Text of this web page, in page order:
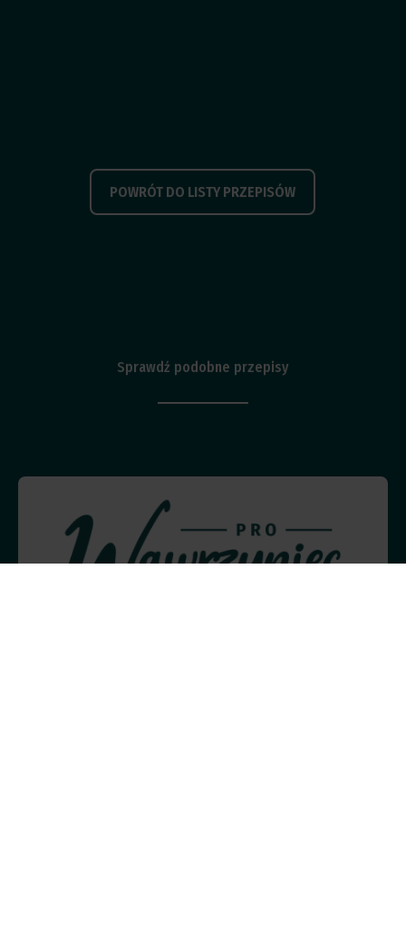
POWRÓT DO LISTY PRZEPISÓW
Sprawdź podobne przepisy